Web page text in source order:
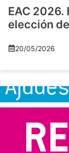
EAC 2026.
elección
20/05/2026